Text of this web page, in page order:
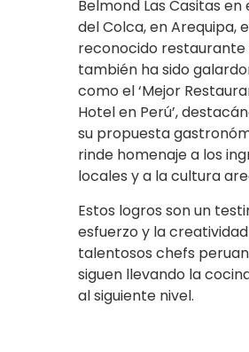
Belmond Las Casitas en
del Colca, en Arequipa,
reconocido restaurante
también ha sido
como el ‘Mejor
Hotel en Perú’,
su propuesta
rinde homenaje a los
locales y a la cultura
Estos logros son un
esfuerzo y la
talentosos chefs
siguen llevando la
al siguiente nivel.